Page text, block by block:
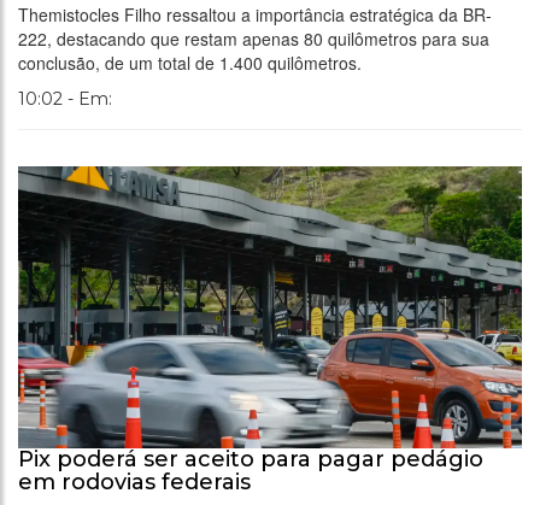
Themistocles Filho ressaltou a importância estratégica da BR-
222, destacando que restam apenas 80 quilômetros para sua
conclusão, de um total de 1.400 quilômetros.
10:02 - Em:
Pix poderá ser aceito para pagar pedágio
em rodovias federais